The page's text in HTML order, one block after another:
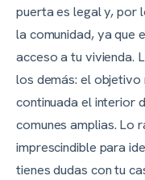
puerta es legal y, por
la comunidad, ya que
acceso a tu vivienda.
los demás: el
continuada el interior
comunes amplias. Lo
imprescindible para
tienes dudas con tu